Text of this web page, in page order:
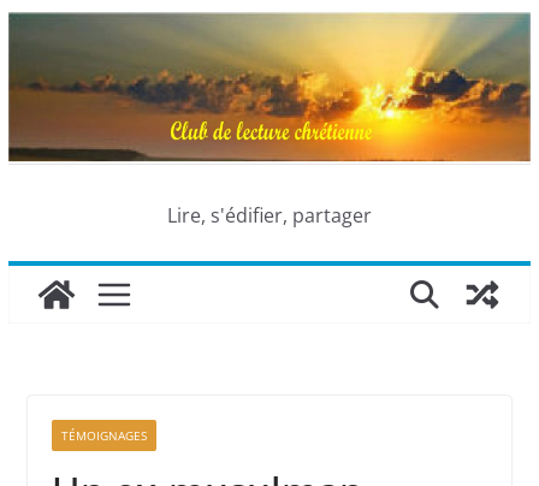
contenu
Lire, s'édifier, partager
TÉMOIGNAGES